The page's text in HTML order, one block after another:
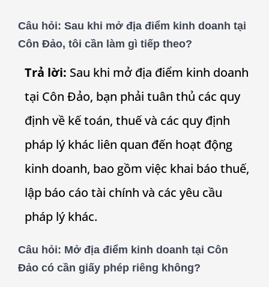
Câu hỏi: Sau khi mở địa điểm kinh doanh tại
Côn Đảo, tôi cần làm gì tiếp theo?
Trả lời: Sau khi mở địa điểm kinh doanh
tại Côn Đảo, bạn phải tuân thủ các quy
định về kế toán, thuế và các quy định
pháp lý khác liên quan đến hoạt động
kinh doanh, bao gồm việc khai báo thuế,
lập báo cáo tài chính và các yêu cầu
pháp lý khác.
Câu hỏi: Mở địa điểm kinh doanh tại Côn
Đảo có cần giấy phép riêng không?